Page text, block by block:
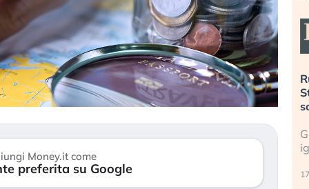
Money.it come
preferita su Google
più
sta
Russia e Cina pronti a spegnere
Starlink. Gli investitori stanno
sottovalutando il rischio?
ignorare il rischio geopolitico: il (…)
17 luglio 2026